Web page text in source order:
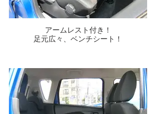
アームレスト付き！
足元広々、ベンチシート！